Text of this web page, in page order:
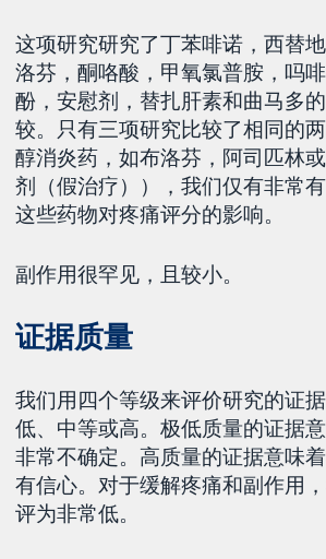
这项研究研究了丁苯啡诺，西替
洛芬，酮咯酸，甲氧氯普胺，吗
酚，安慰剂，替扎肝素和曲马多
较。只有三项研究比较了相同的
醇消炎药，如布洛芬，阿司匹林
剂（假治疗）），我们仅有非常
这些药物对疼痛评分的影响。
副作用很罕见，且较小。
证据质量
我们用四个等级来评价研究的证据
低、中等或高。极低质量的证据
非常不确定。高质量的证据意味
有信心。对于缓解疼痛和副作用
评为非常低。